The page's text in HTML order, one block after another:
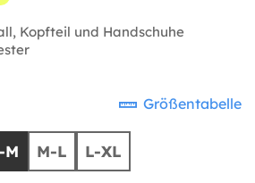
Kopfteil und Handschuhe
Größentabelle
M M-L L-XL